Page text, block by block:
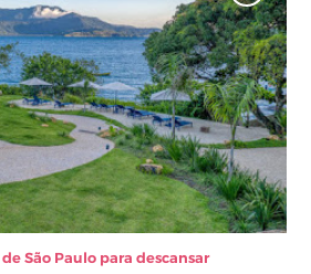
São Paulo para descansar